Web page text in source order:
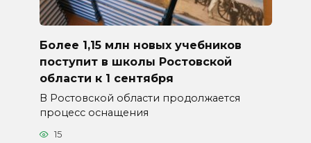
Более 1,15 млн новых учебников
поступит в школы Ростовской
области к 1 сентября
В Ростовской области продолжается
процесс оснащения
15